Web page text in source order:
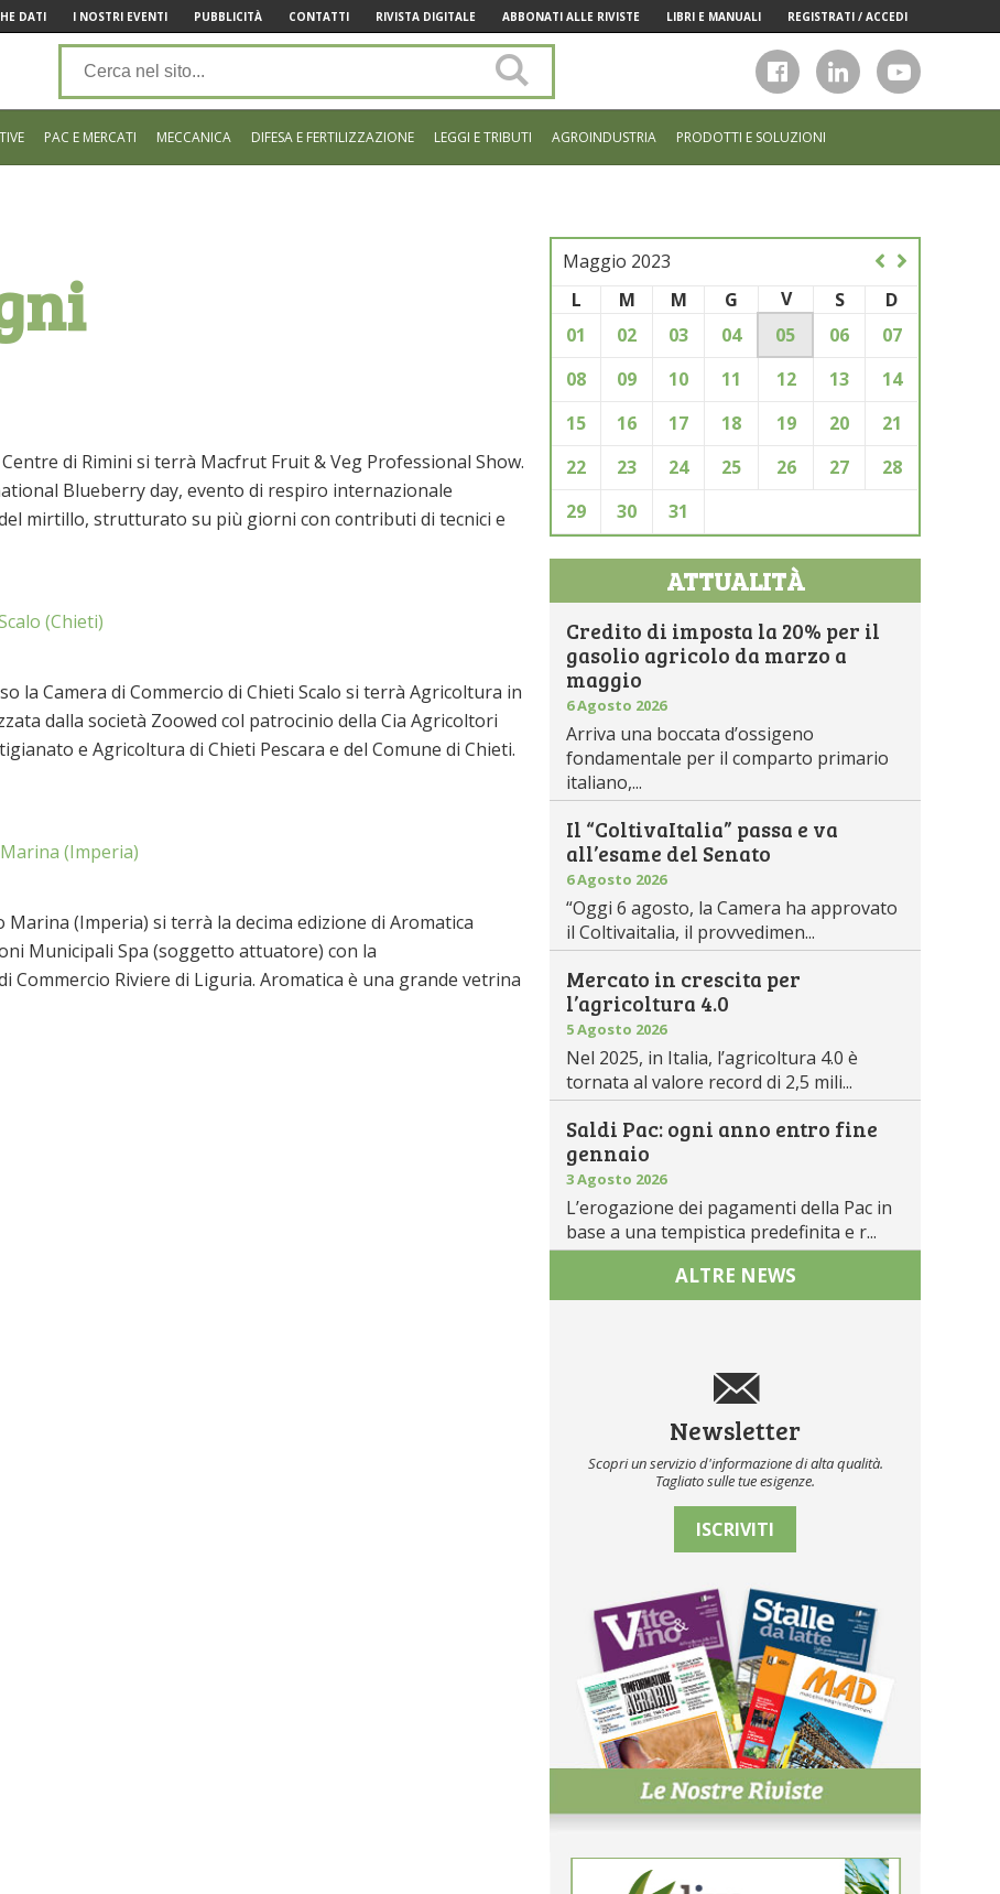
DATI I NOSTRI EVENTI PUBBLICITÀ CONTATTI RIVISTA DIGITALE ABBONATI ALLE RIVISTE LIBRI E MANUALI REGISTRATI / ACCEDI
sito
PAC E MERCATI MECCANICA DIFESA E FERTILIZZAZIONE LEGGI E TRIBUTI AGROINDUSTRIA PRODOTTI E SOLUZIONI
di Rimini si terrà Macfrut Fruit & Veg Professional Show.
Blueberry day, evento di respiro internazionale
mirtillo, strutturato su più giorni con contributi di tecnici e
(Chieti)
la Camera di Commercio di Chieti Scalo si terrà Agricoltura in
dalla società Zoowed col patrocinio della Cia Agricoltori
e Agricoltura di Chieti Pescara e del Comune di Chieti.
(Imperia)
(Imperia) si terrà la decima edizione di Aromatica
Municipali Spa (soggetto attuatore) con la
Commercio Riviere di Liguria. Aromatica è una grande vetrina
Maggio 2023
L
M M G V S
D
01
02 03 04 05 06
07
08
09 10 11 12 13
14
15
16 17 18 19 20
21
22
23 24 25 26 27
28
29
30 31
ATTUALITÀ
Credito di imposta la 20% per il
gasolio agricolo da marzo a
maggio
6 Agosto 2026
Arriva una boccata d’ossigeno
fondamentale per il comparto primario
italiano,...
Il “ColtivaItalia” passa e va
all’esame del Senato
6 Agosto 2026
“Oggi 6 agosto, la Camera ha approvato
il Coltivaitalia, il provvedimen...
Mercato in crescita per
l’agricoltura 4.0
5 Agosto 2026
Nel 2025, in Italia, l’agricoltura 4.0 è
tornata al valore record di 2,5 mili...
Saldi Pac: ogni anno entro fine
gennaio
3 Agosto 2026
L’erogazione dei pagamenti della Pac in
base a una tempistica predefinita e r...
ALTRE NEWS
Newsletter
Scopri un servizio d'informazione di alta qualità.
Tagliato sulle tue esigenze.
ISCRIVITI